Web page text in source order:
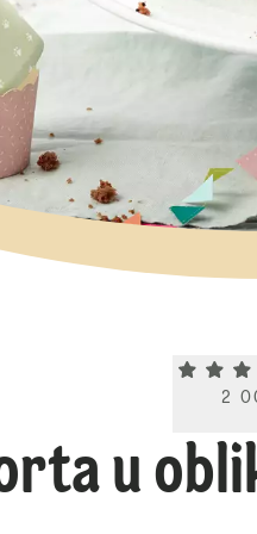
2
u